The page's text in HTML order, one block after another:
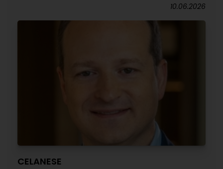
10.06.2026
CELANESE